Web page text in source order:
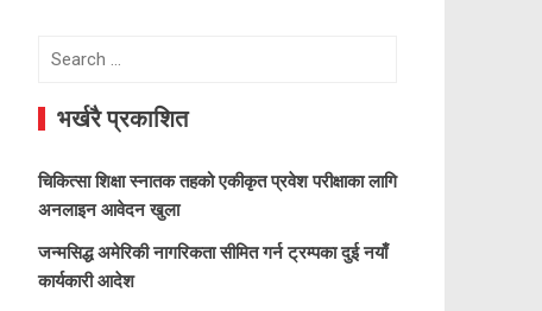
Search
भर्खरै प्रकाशित
चिकित्सा शिक्षा स्नातक तहको एकीकृत प्रवेश परीक्षाका लागि
अनलाइन आवेदन खुला
जन्मसिद्ध अमेरिकी नागरिकता सीमित गर्न ट्रम्पका दुई नयाँ
कार्यकारी आदेश